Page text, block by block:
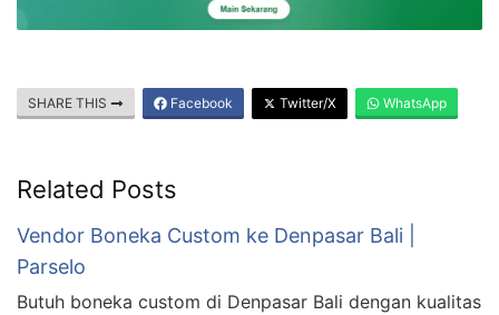
SHARE THIS Facebook Twitter/X WhatsApp
Related Posts
Vendor Boneka Custom ke Denpasar Bali |
Parselo
Butuh boneka custom di Denpasar Bali dengan kualitas